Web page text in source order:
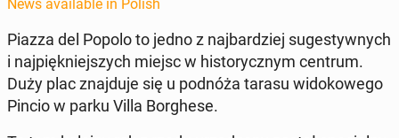
News available in Polish
Piazza del Popolo to jedno z na­jbardziej sug­esty­wnych
i na­jpiękniejszych miejsc w his­to­rycznym centrum.
Duży plac zna­j­du­je się u podnóża tarasu widokowego
Pincio w parku Villa Borgh­ese.